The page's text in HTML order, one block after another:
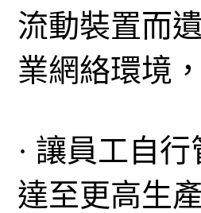
流動裝置而
業網絡環境
· 讓員工自
達至更高生